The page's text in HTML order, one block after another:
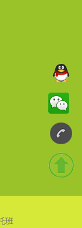
班